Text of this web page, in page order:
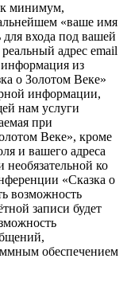
минимум,
«ваше имя
входа под вашей
адрес email
из
о Золотом Веке»
информации,
нам услуги
при
Веке», кроме
и вашего адреса
ко
«Сказка о
возможность
записи будет
обеспечением